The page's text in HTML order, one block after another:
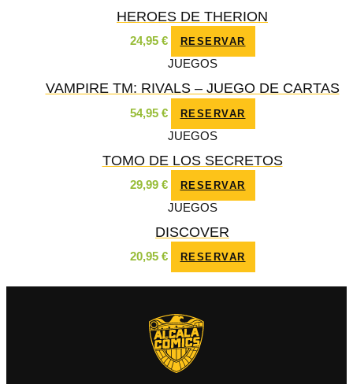
HEROES DE THERION
24,95 € RESERVAR
JUEGOS
VAMPIRE TM: RIVALS – JUEGO DE CARTAS
54,95 € RESERVAR
JUEGOS
TOMO DE LOS SECRETOS
29,99 € RESERVAR
JUEGOS
DISCOVER
20,95 € RESERVAR